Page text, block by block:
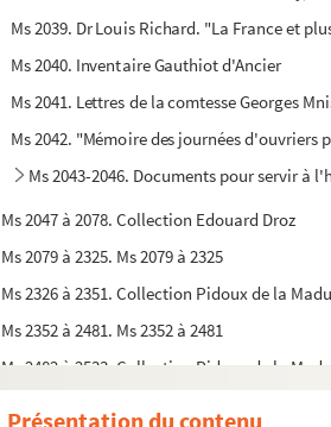
Ms 2039. Dr Louis Richard. "La France et
Ms 2040. Inventaire Gauthiot d'Ancier
Ms 2041. Lettres de la comtesse Georges
Ms 2042. "Mémoire des journées
Ms 2043-2046. Documents pour servir à
Ms 2047 à 2078. Collection Edouard Droz
Ms 2079 à 2325. Ms 2079 à 2325
Ms 2326 à 2351. Collection Pidoux de la
Ms 2352 à 2481. Ms 2352 à 2481
Ms 2482 à 2533. Collection Pidoux de la
Présentation du contenu